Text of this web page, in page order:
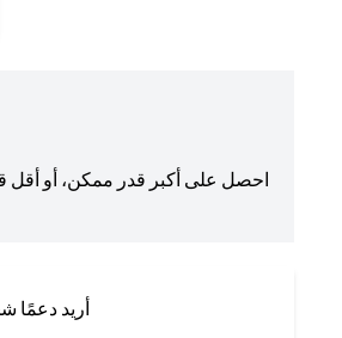
احصل على أكبر قدر ممكن، أو أقل
أريد دعمًا